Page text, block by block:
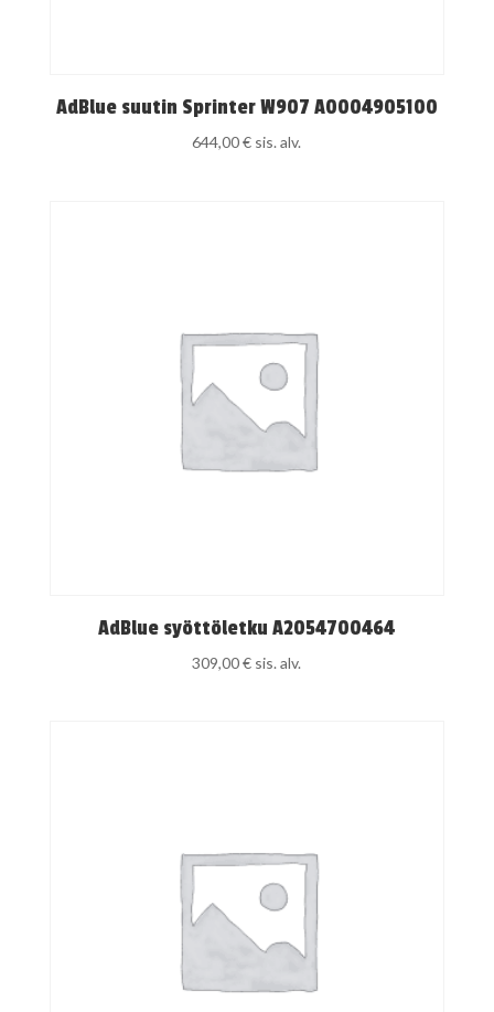
AdBlue suutin Sprinter W907 A0004905100
644,00€ sis. alv.
AdBlue syöttöletku A2054700464
309,00€ sis. alv.